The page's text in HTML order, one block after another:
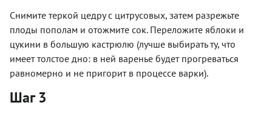
Снимите теркой цедру с цитрусовых, затем разрежьте
плоды пополам и отожмите сок. Переложите яблоки и
цукини в большую кастрюлю (лучше выбирать ту, что
имеет толстое дно: в ней варенье будет прогреваться
равномерно и не пригорит в процессе варки).
Шаг 3